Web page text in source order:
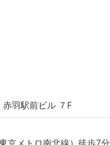
羽駅前ビル ７F
京メトロ南北線）徒歩7分